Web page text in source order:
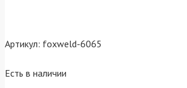
Артикул: foxweld-6065
Есть в наличии